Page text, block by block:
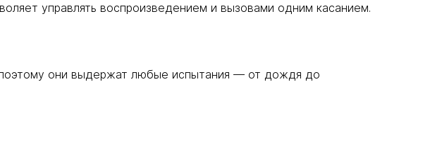
управлять воспроизведением и вызовами одним касанием.
они выдержат любые испытания — от дождя до